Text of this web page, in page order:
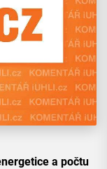
a počtu